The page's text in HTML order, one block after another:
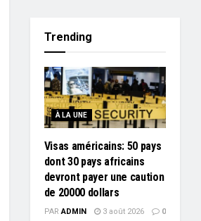
Trending
À LA UNE
Visas américains: 50 pays
dont 30 pays africains
devront payer une caution
de 20000 dollars
PAR ADMIN 3 août 2026 0